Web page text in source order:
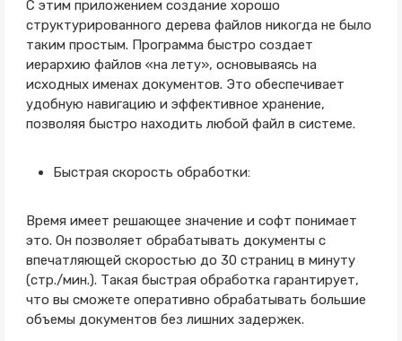
С этим приложением создание хорошо
структурированного дерева файлов никогда не было
таким простым. Программа быстро создает
иерархию файлов «на лету», основываясь на
исходных именах документов. Это обеспечивает
удобную навигацию и эффективное хранение,
позволяя быстро находить любой файл в системе.
Быстрая скорость обработки:
Время имеет решающее значение и софт понимает
это. Он позволяет обрабатывать документы с
впечатляющей скоростью до 30 страниц в минуту
(стр./мин.). Такая быстрая обработка гарантирует,
что вы сможете оперативно обрабатывать большие
объемы документов без лишних задержек.